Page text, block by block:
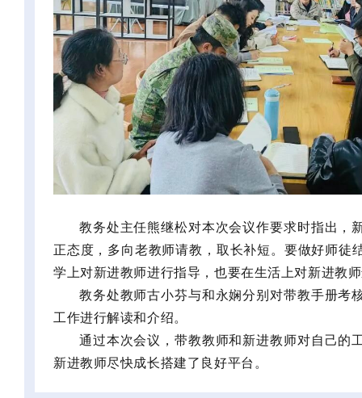
教务处主任熊继松对本次会议作要求时指出，
正态度，多向老教师请教，取长补短。要做好师徒
学上对新进教师进行指导，也要在生活上对新进教
教务处教师古小芬与和永娴分别对带教手册考
工作进行解读和介绍。
通过本次会议，带教教师和新进教师对自己的
新进教师尽快成长搭建了良好平台。